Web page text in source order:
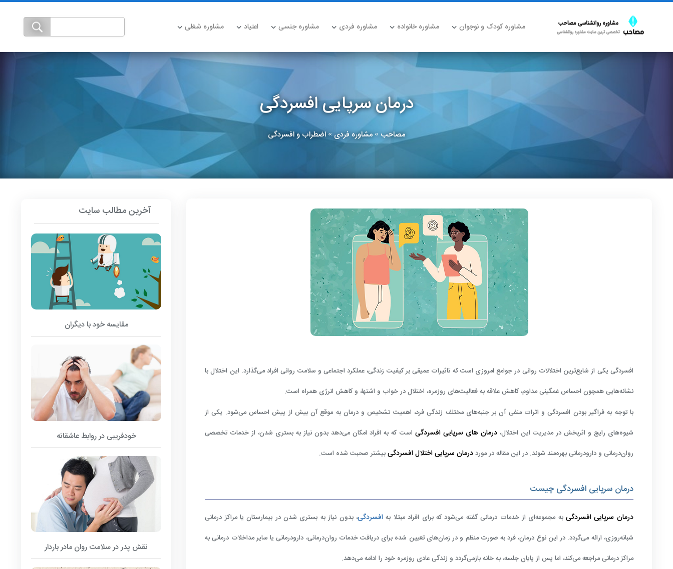
مشاوره کودک و نوجوان مشاوره خانواده مشاوره فردی مشاوره جنسی اعتیاد مشاوره شغلی
درمان سرپایی افسردگی
مصاحب »مشاوره فردی »اضطراب و افسردگی
افسردگی یکی از شایع‌ترین اختلالات روانی در جوامع امروزی است که تاثیرات عمیقی بر کیفیت زندگی، عملکرد اجتماعی و سلامت روانی افراد می‌گذارد. این اختلال با
نشانه‌هایی همچون احساس غمگینی مداوم، کاهش علاقه به فعالیت‌های روزمره، اختلال در خواب و اشتها، و کاهش انرژی همراه است.
با توجه به فراگیر بودن افسردگی و اثرات منفی آن بر جنبه‌های مختلف زندگی فرد، اهمیت تشخیص و درمان به موقع آن بیش از پیش احساس می‌شود. یکی از
شیوه‌های رایج و اثربخش در مدیریت این اختلال،درمان های سرپایی افسردگی است که به افراد امکان می‌دهد بدون نیاز به بستری شدن، از خدمات تخصصی
روان‌درمانی و دارودرمانی بهره‌مند شوند. در این مقاله در مورددرمان سرپایی اختلال افسردگیبیشتر صحبت شده است.
درمان سرپایی افسردگی چیست
درمان سرپایی افسردگیبه مجموعه‌ای از خدمات درمانی گفته می‌شود که برای افراد مبتلا به افسردگی، بدون نیاز به بستری شدن در بیمارستان یا مراکز درمانی
شبانه‌روزی، ارائه می‌گردد. در این نوع درمان، فرد به صورت منظم و در زمان‌های تعیین شده برای دریافت خدمات روان‌درمانی، دارودرمانی یا سایر مداخلات درمانی به
مراکز درمانی مراجعه می‌کند، اما پس از پایان جلسه، به خانه بازمی‌گردد و زندگی عادی روزمره خود را ادامه می‌دهد.
آخرین مطالب سایت
مقایسه خود با دیگران
خودفریبی در روابط عاشقانه
نقش پدر در سلامت روان مادر باردار